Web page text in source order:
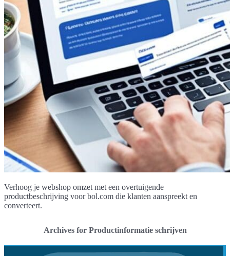
Verhoog je webshop omzet met een overtuigende
productbeschrijving voor bol.com die klanten aanspreekt en
converteert.
Archives for Productinformatie schrijven